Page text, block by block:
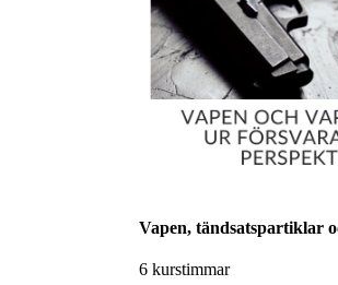
Vapen, tändsatspartiklar
6 kurstimmar